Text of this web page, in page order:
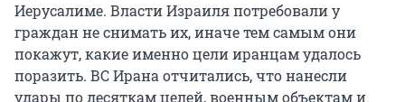
Иерусалиме. Власти Израиля потребовали у
граждан не снимать их, иначе тем самым они
покажут, какие именно цели иранцам удалось
поразить. ВС Ирана отчитались, что нанесли
удары по десяткам целей, военным объектам и